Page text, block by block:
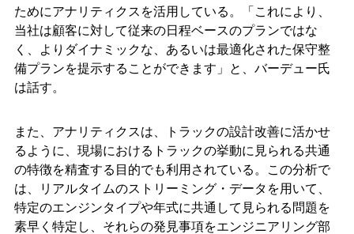
ためにアナリティクスを活用している。「これにより、
当社は顧客に対して従来の日程ベースのプランではな
く、よりダイナミックな、あるいは最適化された保守整
備プランを提示することができます」と、バーデュー氏
は話す。
また、アナリティクスは、トラックの設計改善に活かせ
るように、現場におけるトラックの挙動に見られる共通
の特徴を精査する目的でも利用されている。この分析で
は、リアルタイムのストリーミング・データを用いて、
特定のエンジンタイプや年式に共通して見られる問題を
素早く特定し、それらの発見事項をエンジニアリング部